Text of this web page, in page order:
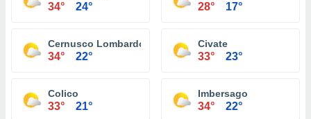
34° 24° 28° 17°
Cernusco Lombardone
34° 22°
Civate
33° 23°
Colico
33° 21°
Imbersago
34° 22°